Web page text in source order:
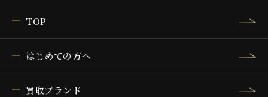
TOP
はじめての方へ
買取ブランド